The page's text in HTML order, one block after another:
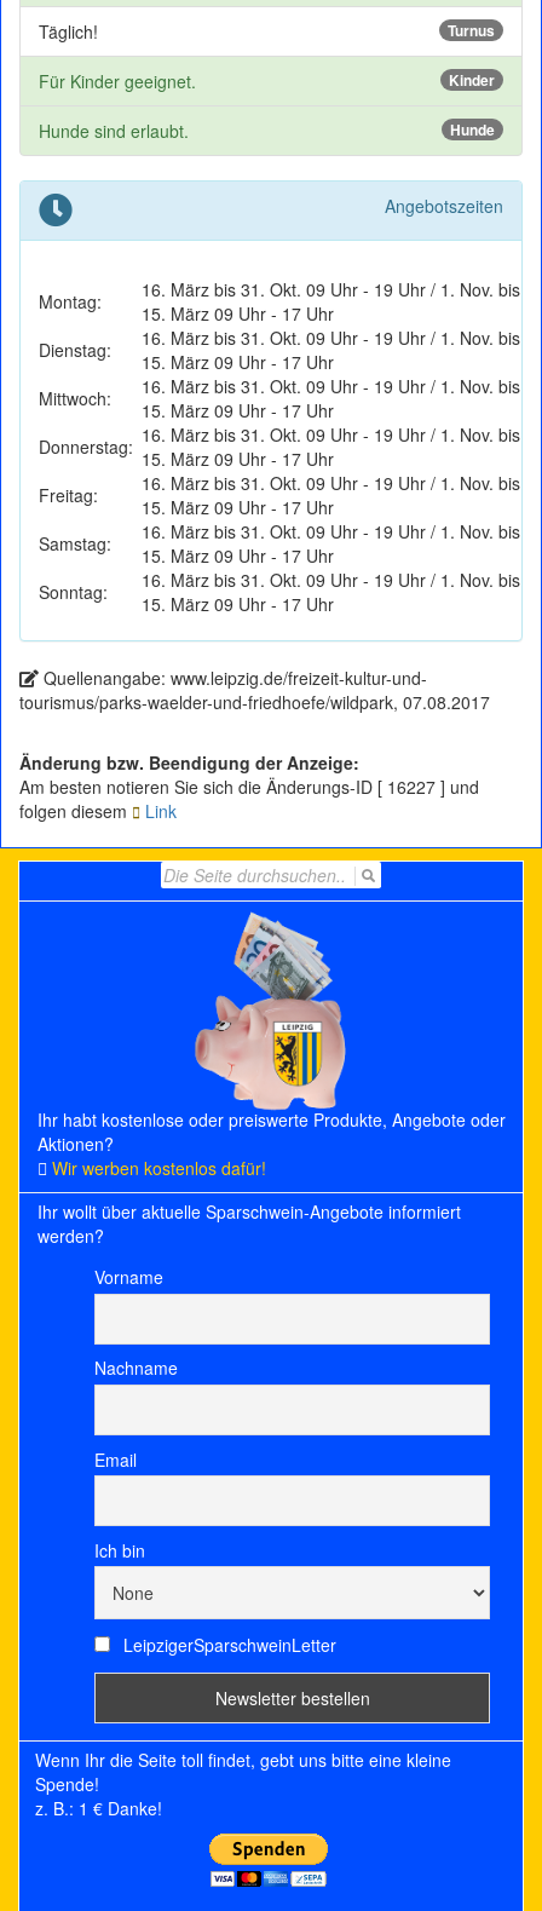
Turnus
Täglich!
Kinder
Für Kinder geeignet.
Hunde
Hunde sind erlaubt.
Angebotszeiten
Montag:
16. März bis 31. Okt. 09 Uhr - 19 Uhr / 1. Nov. bis
15. März 09 Uhr - 17 Uhr
Dienstag:
16. März bis 31. Okt. 09 Uhr - 19 Uhr / 1. Nov. bis
15. März 09 Uhr - 17 Uhr
Mittwoch:
16. März bis 31. Okt. 09 Uhr - 19 Uhr / 1. Nov. bis
15. März 09 Uhr - 17 Uhr
Donnerstag: 16. März bis 31. Okt. 09 Uhr - 19 Uhr / 1. Nov. bis
15. März 09 Uhr - 17 Uhr
Freitag:
16. März bis 31. Okt. 09 Uhr - 19 Uhr / 1. Nov. bis
15. März 09 Uhr - 17 Uhr
Samstag:
16. März bis 31. Okt. 09 Uhr - 19 Uhr / 1. Nov. bis
15. März 09 Uhr - 17 Uhr
Sonntag:
16. März bis 31. Okt. 09 Uhr - 19 Uhr / 1. Nov. bis
15. März 09 Uhr - 17 Uhr
Quellenangabe: www.leipzig.de/freizeit-kultur-und-
tourismus/parks-waelder-und-friedhoefe/wildpark, 07.08.2017
Änderung bzw. Beendigung der Anzeige:
Am besten notieren Sie sich die Änderungs-ID [ 16227 ] und
folgen diesem
Link
for:
Ihr habt kostenlose oder preiswerte Produkte, Angebote oder
Aktionen?
Wir werben kostenlos dafür!
Ihr wollt über aktuelle Sparschwein-Angebote informiert
werden?
Vorname
Nachname
Email
Ich bin
LeipzigerSparschweinLetter
Wenn Ihr die Seite toll findet, gebt uns bitte eine kleine
Spende!
z. B.: 1 € Danke!